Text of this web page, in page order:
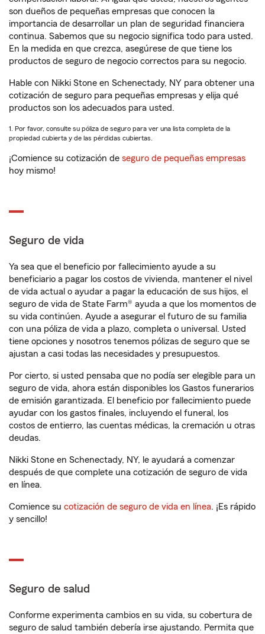
son dueños de pequeñas empresas que conocen la
importancia de desarrollar un plan de seguridad financiera
continua. Sabemos que su negocio significa todo para usted.
En la medida en que crezca, asegúrese de que tiene los
productos de seguro de negocio correctos para su negocio.
Hable con Nikki Stone en Schenectady, NY para obtener una
cotización de seguro para pequeñas empresas y elija qué
productos son los adecuados para usted.
1. Por favor, consulte su póliza de seguro para ver una lista completa de la
propiedad cubierta y de las pérdidas cubiertas.
¡Comience su cotización de seguro de pequeñas empresas
hoy mismo!
Seguro de vida
Ya sea que el beneficio por fallecimiento ayude a su
beneficiario a pagar los costos de vivienda, mantener el nivel
de vida actual o ayudar a pagar la educación de sus hijos, el
seguro de vida de State Farm® ayuda a que los momentos de
su vida continúen. Ayude a asegurar el futuro de su familia
con una póliza de vida a plazo, completa o universal. Usted
tiene opciones y nosotros tenemos pólizas de seguro que se
ajustan a casi todas las necesidades y presupuestos.
Por cierto, si usted pensaba que no podía ser elegible para un
seguro de vida, ahora están disponibles los Gastos funerarios
de emisión garantizada. El beneficio por fallecimiento puede
ayudar con los gastos finales, incluyendo el funeral, los
costos de entierro, las cuentas médicas, la cremación u otras
deudas.
Nikki Stone en Schenectady, NY, le ayudará a comenzar
después de que complete una cotización de seguro de vida
en línea.
Comience su cotización de seguro de vida en línea. ¡Es rápido
y sencillo!
Seguro de salud
Conforme experimenta cambios en su vida, su cobertura de
seguro de salud también debería irse ajustando. Permita que